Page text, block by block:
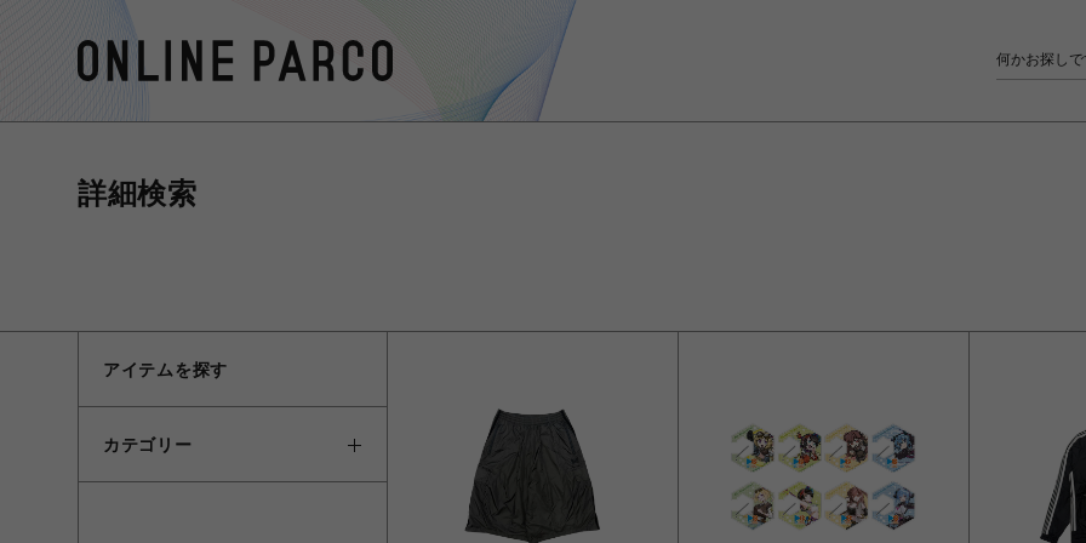
詳細検索
アイテムを探す
カテゴリー